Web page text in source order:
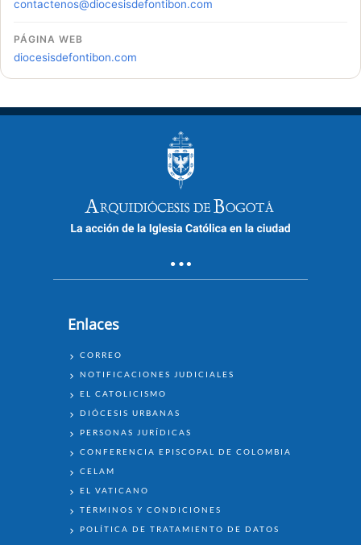
contactenos@diocesisdefontibon.com
PÁGINA WEB
diocesisdefontibon.com
Enlaces
ENLACES
CORREO
NOTIFICACIONES JUDICIALES
EL CATOLICISMO
DIÓCESIS URBANAS
PERSONAS JURÍDICAS
CONFERENCIA EPISCOPAL DE COLOMBIA
CELAM
EL VATICANO
TÉRMINOS Y CONDICIONES
POLÍTICA DE TRATAMIENTO DE DATOS